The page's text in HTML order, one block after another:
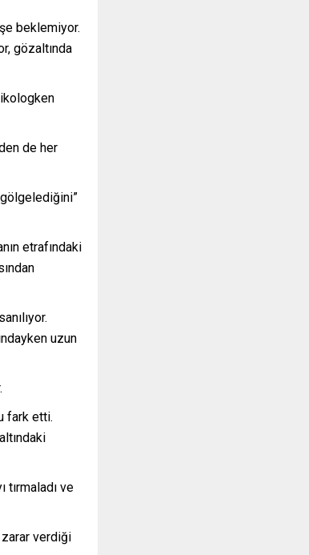
beklemiyor.
gözaltında
de her
etrafındaki
uzun
fark etti.
tırmaladı ve
zarar verdiği